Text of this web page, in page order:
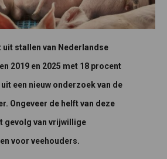
stallen van Nederlandse
2019 en 2025 met 18 procent
een nieuw onderzoek van de
Ongeveer de helft van deze
gevolg van vrijwillige
voor veehouders.